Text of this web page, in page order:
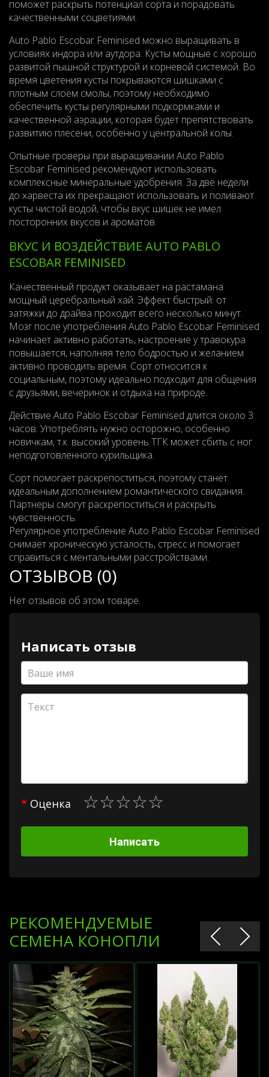
поможет раскрыть потенциал сорта и порадовать
качественными соцветиями.
Auto Pablo Escobar Feminised можно выращивать в
условиях индора или аутдора. Кусты мощные с хорошо
развитой пышной структурой и корневой системой. Во
время цветения кусты покрываются шишками с
плотным слоем смолы, поэтому необходимо
обеспечить кусты регулярными подкормками и
качественной аэрации, которая будет препятствовать
развитию плесени, особенно у центральной колы.
Опытные гроверы при выращивании Auto Pablo
Escobar Feminised рекомендуют использовать
комплексные минеральные удобрения. За две недели
до харвеста их прекращают использовать и поливают
кусты чистой водой, чтобы вкус шишек не имел
посторонних вкусов и ароматов.
ВКУС И ВОЗДЕЙСТВИЕ AUTO PABLO
ESCOBAR FEMINISED
Качественный продукт оказывает на растамана
мощный церебральный хай. Эффект быстрый: от
затяжки до драйва проходит всего несколько минут.
Мозг после употребления Auto Pablo Escobar Feminised
начинает активно работать, настроение у травокура
повышается, наполняя тело бодростью и желанием
активно проводить время. Сорт относится к
социальным, поэтому идеально подходит для общения
с друзьями, вечеринок и отдыха на природе.
Действие Auto Pablo Escobar Feminised длится около 3
часов. Употреблять нужно осторожно, особенно
новичкам, т.к. высокий уровень ТГК может сбить с ног
неподготовленного курильщика.
Сорт помогает раскрепоститься, поэтому станет
идеальным дополнением романтического свидания.
Партнеры смогут раскрепоститься и раскрыть
чувственность.
Регулярное употребление Auto Pablo Escobar Feminised
снимает хроническую усталость, стресс и помогает
справиться с ментальными расстройствами.
ОТЗЫВОВ (0)
Нет отзывов об этом товаре.
Написать отзыв
Оценка
Написать
РЕКОМЕНДУЕМЫЕ
СЕМЕНА КОНОПЛИ